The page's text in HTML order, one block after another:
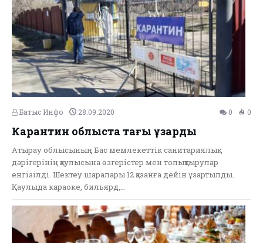
Батыс Инфо 28.09.2020 0 0
Карантин облыста тағы ұзарды
Атырау облысының Бас мемлекеттік санитариялық
дәрігерінің қаулысына өзгерістер мен толықтырулар
енгізілді. Шектеу шаралары 12 қазанға дейін ұзартылды.
Қаулыда караоке, бильярд,…